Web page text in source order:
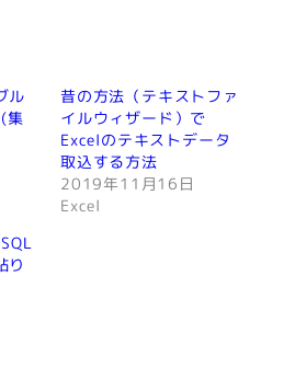
ル
集
昔の方法（テキストファ
イルウィザード）で
Excelのテキストデータ
取込する方法
2019年11月16日
Excel
り